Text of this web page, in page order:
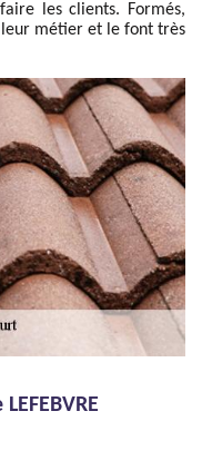
les clients. Formés,
métier et le font très